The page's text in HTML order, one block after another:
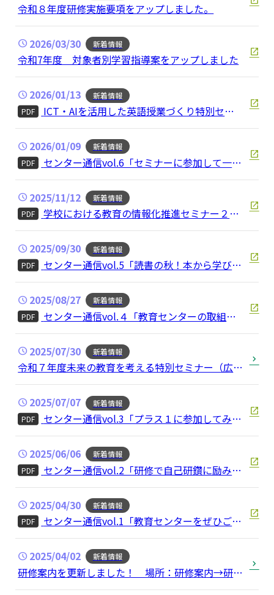
令和８年度研修実施要項をアップしました。
2026/03/30 新着情報
令和7年度 対象者別学習指導案をアップしました
2026/01/13
新着情報
PDF
ナー～知る・やってみる・深める３ステップで学ぶ
～ 2026/01/09
新着情報
PDF
に学びませんか?」
2025/11/12
新着情報
PDF
学校における教育の情報化推進セミナー２０
２５
2025/09/30
新着情報
PDF
せんか？」
2025/08/27
新着情報
PDF
進捗状況～」
2025/07/30
新着情報
令和７年度未来の教育を考える特別セミナー（広島
県立教育センター・広島市教育センター合同開催）
2025/07/07
新着情報
PDF
せんか？」
2025/06/06
新着情報
PDF
せんか？」
2025/04/30
新着情報
PDF
用下さい！今役立つ情報満載です！」
2025/04/02
新着情報
研修案内を更新しました！ 場所：研修案内→研修
案内